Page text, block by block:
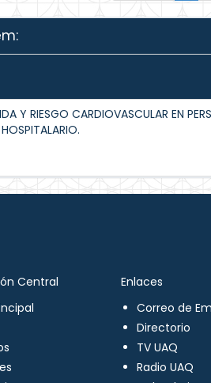
Y RIESGO CARDIOVASCULAR EN
Central
Enlaces
Correo de
Directorio
TV UAQ
Radio UAQ